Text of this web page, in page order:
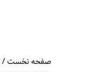
صفحه نخست/